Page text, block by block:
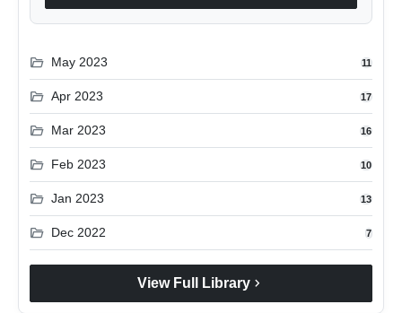
मनोरंजन
तकनीक
विशेष
बिज़नेस
folder_open May 2023 11
folder_open Apr 2023 17
folder_open Mar 2023 16
folder_open Feb 2023 10
folder_open Jan 2023 13
folder_open Dec 2022 7
View Full Library chevron_right